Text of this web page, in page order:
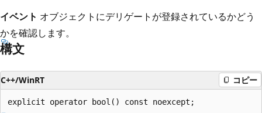
イベント オブジェクトにデリゲートが登録されているかどう
かを確認します。
構文
C++/WinRT コピー